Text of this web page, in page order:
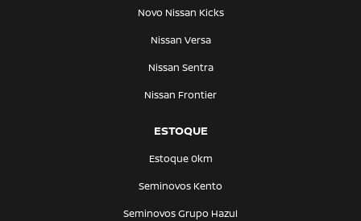
Novo Nissan Kicks
Nissan Versa
Nissan Sentra
Nissan Frontier
ESTOQUE
Estoque 0km
Seminovos Kento
Seminovos Grupo Hazul